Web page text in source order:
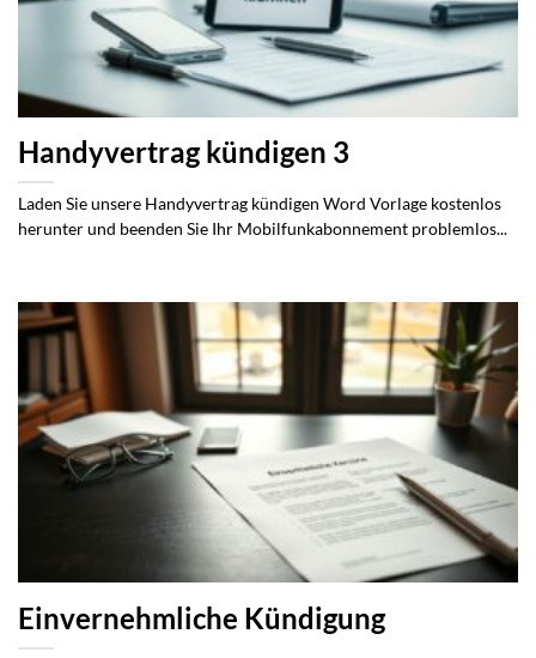
Handyvertrag kündigen 3
Laden Sie unsere Handyvertrag kündigen Word Vorlage kostenlos
herunter und beenden Sie Ihr Mobilfunkabonnement problemlos...
Einvernehmliche Kündigung